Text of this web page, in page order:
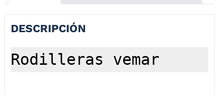
DESCRIPCIÓN
Rodilleras vemar